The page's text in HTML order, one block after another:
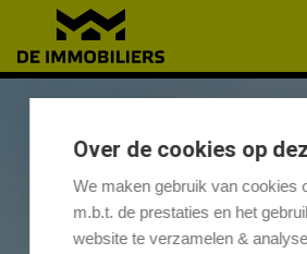
Menu overslaan en naar de inhoud gaan
Over de cookies op
We maken gebruik van cookies
m.b.t. de prestaties en het
website te verzamelen &